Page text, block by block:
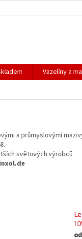
PODMÍNKY
Vazelíny a
a průmyslovými
světových výrobců
od